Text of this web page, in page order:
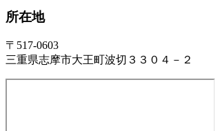
所在地
〒517-0603
三重県志摩市大王町波切３３０４－２